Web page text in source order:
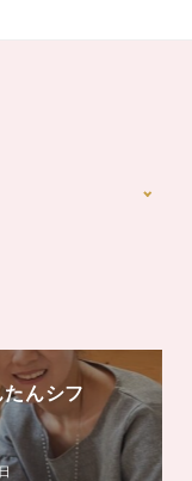
たんシフ